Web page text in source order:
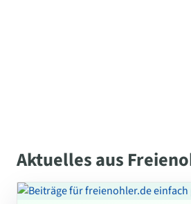
Aktuelles aus